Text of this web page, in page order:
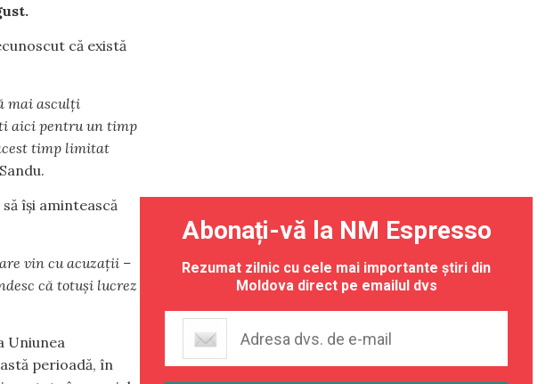
că există
mai asculți
aici pentru un timp
timp limitat
își amintească
vin cu acuzații –
că totuși lucrez
Uniunea
perioadă, în
Abonați-vă la NM Espresso
Rezumat zilnic cu cele mai importante știri din
Moldova direct pe emailul dvs